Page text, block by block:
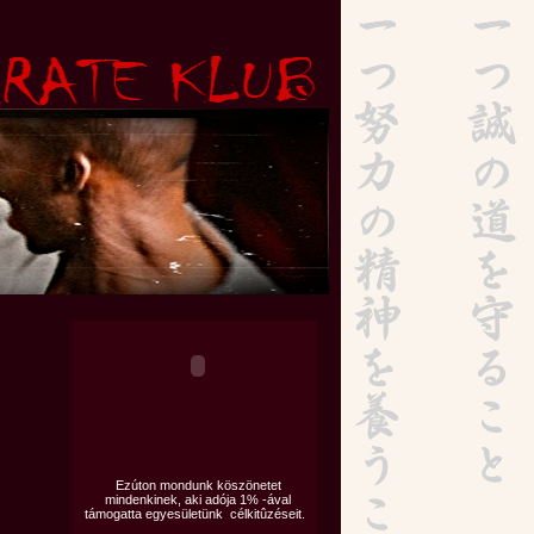
Ezúton mondunk köszönetet
mindenkinek, aki adója 1% -ával
támogatta egyesületünk célkitûzéseit.